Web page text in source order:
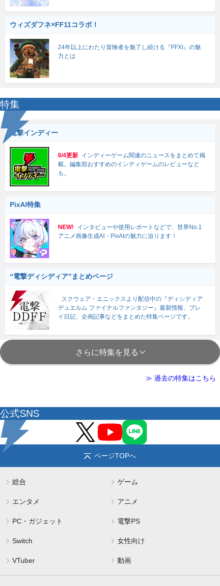
ウィズダフネ×FF11コラボ！
24年以上にわたり冒険者を魅了し続ける『FFXI』の魅
力とは
特集
電撃インディー
8/4更新 インディーゲーム関連のニュースをまとめて掲
載。編集部おすすめのインディゲームのレビューなど
も。
PixAI特集
NEW!
インタビューや使用レポートなどで、世界No.1
アニメ画像生成AI・PixAIの魅力に迫ります！
“電撃ディシディア”まとめページ
スクウェア・エニックスより配信中の『ディシディア
デュエルム ファイナルファンタジー』最新情報、プレ
イ日記、企画記事などをまとめた特集ページです。
さらに特集を見る
≫ 過去の特集はこちら
公式SNS
ページTOPへ
総合 ゲーム
エンタメ アニメ
PC・ガジェット 電撃PS
Switch 女性向け
VTuber 動画